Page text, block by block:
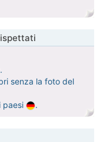
senza la foto del
paesi
.